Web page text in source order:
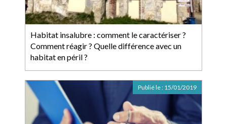
Habitat insalubre : comment le caractériser ?
Comment réagir ? Quelle différence avec un
habitat en péril ?
Publié le : 15/01/2019